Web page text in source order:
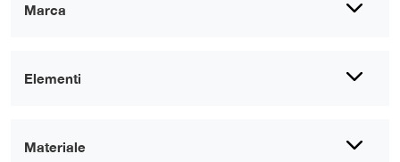
Marca
Elementi
Materiale